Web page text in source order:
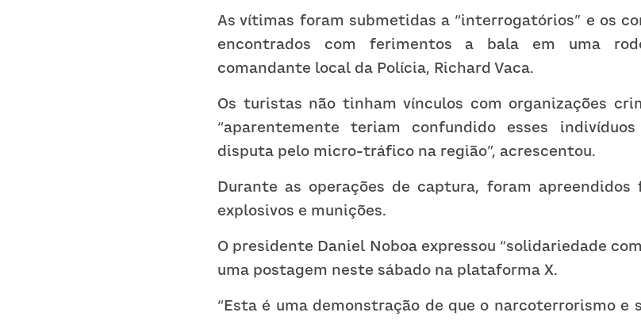
As vítimas foram submetidas a “interrogatórios” e os
encontrados com ferimentos a bala em uma
comandante local da Polícia, Richard Vaca.
Os turistas não tinham vínculos com organizações
“aparentemente teriam confundido esses
disputa pelo micro-tráfico na região”, acrescentou.
Durante as operações de captura, foram
explosivos e munições.
O presidente Daniel Noboa expressou “solidariedade
uma postagem neste sábado na plataforma X.
“Esta é uma demonstração de que o narcoterrorismo e